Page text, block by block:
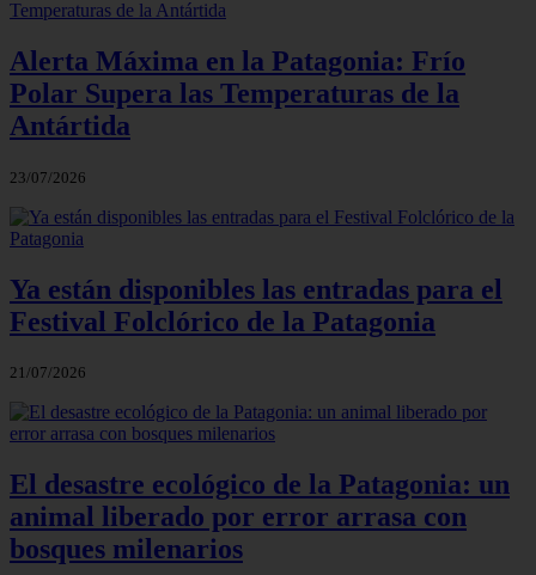
Alerta Máxima en la Patagonia: Frío
Polar Supera las Temperaturas de la
Antártida
23/07/2026
Ya están disponibles las entradas para el
Festival Folclórico de la Patagonia
21/07/2026
El desastre ecológico de la Patagonia: un
animal liberado por error arrasa con
bosques milenarios